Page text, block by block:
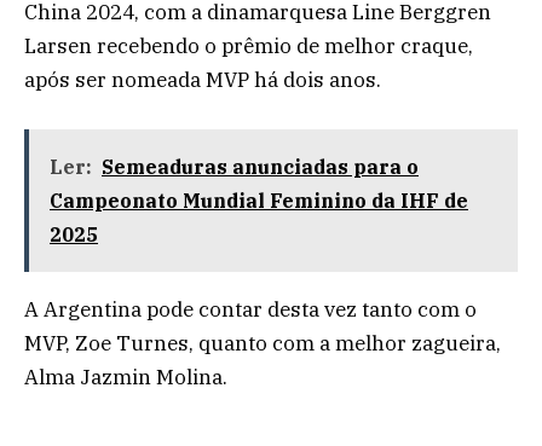
China 2024, com a dinamarquesa Line Berggren
Larsen recebendo o prêmio de melhor craque,
após ser nomeada MVP há dois anos.
Ler: Semeaduras anunciadas para o
Campeonato Mundial Feminino da IHF de
2025
A Argentina pode contar desta vez tanto com o
MVP, Zoe Turnes, quanto com a melhor zagueira,
Alma Jazmin Molina.